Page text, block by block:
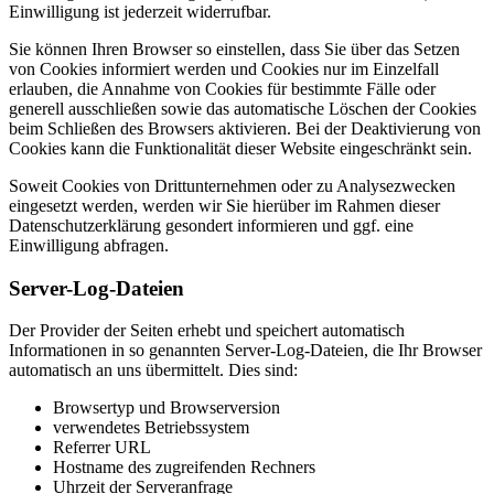
Einwilligung ist jederzeit widerrufbar.
Sie können Ihren Browser so einstellen, dass Sie über das Setzen
von Cookies informiert werden und Cookies nur im Einzelfall
erlauben, die Annahme von Cookies für bestimmte Fälle oder
generell ausschließen sowie das automatische Löschen der Cookies
beim Schließen des Browsers aktivieren. Bei der Deaktivierung von
Cookies kann die Funktionalität dieser Website eingeschränkt sein.
Soweit Cookies von Drittunternehmen oder zu Analysezwecken
eingesetzt werden, werden wir Sie hierüber im Rahmen dieser
Datenschutzerklärung gesondert informieren und ggf. eine
Einwilligung abfragen.
Server-Log-Dateien
Der Provider der Seiten erhebt und speichert automatisch
Informationen in so genannten Server-Log-Dateien, die Ihr Browser
automatisch an uns übermittelt. Dies sind:
Browsertyp und Browserversion
verwendetes Betriebssystem
Referrer URL
Hostname des zugreifenden Rechners
Uhrzeit der Serveranfrage